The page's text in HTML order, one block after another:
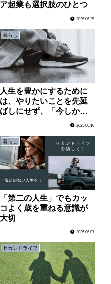
ア起業も選択肢のひとつ
2025.06.25
暮らし
人生を豊かにするために
は、やりたいことを先延
ばしにせず、「今しかで
きないこと」を大切にす2025.06.10
暮らし
「第二の人生」でもカッ
コよく歳を重ねる意識が
大切
2025.06.07
セカンドライフ